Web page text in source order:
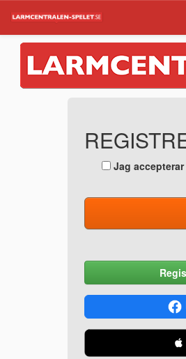
Jag accepterar
